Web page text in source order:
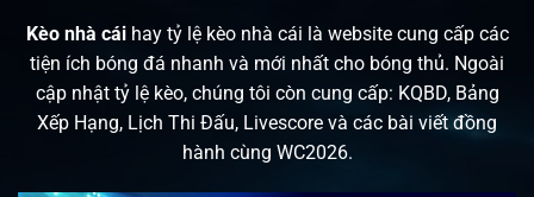
Kèo nhà cáihay tỷ lệ kèo nhà cái là website cung cấp các
tiện ích bóng đá nhanh và mới nhất cho bóng thủ. Ngoài
cập nhật tỷ lệ kèo, chúng tôi còn cung cấp: KQBD, Bảng
Xếp Hạng, Lịch Thi Đấu, Livescore và các bài viết đồng
hành cùng WC2026.